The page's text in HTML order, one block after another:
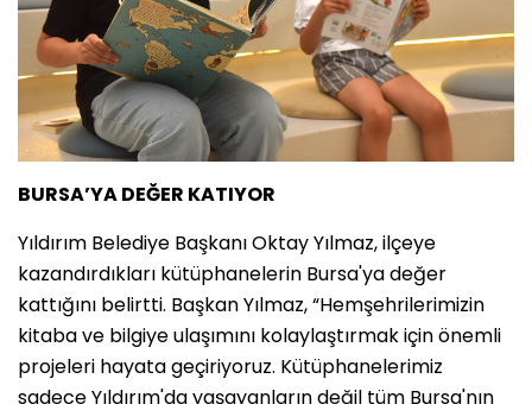
BURSA’YA DEĞER KATIYOR
Yıldırım Belediye Başkanı Oktay Yılmaz, ilçeye
kazandırdıkları kütüphanelerin Bursa'ya değer
kattığını belirtti. Başkan Yılmaz, “Hemşehrilerimizin
kitaba ve bilgiye ulaşımını kolaylaştırmak için önemli
projeleri hayata geçiriyoruz. Kütüphanelerimiz
sadece Yıldırım'da yaşayanların değil tüm Bursa'nın